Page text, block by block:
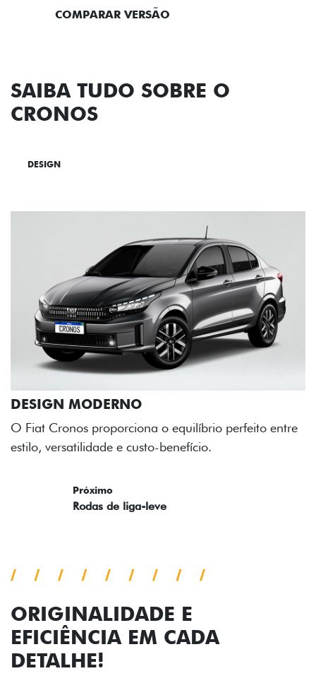
COMPARAR VERSÃO
SAIBA TUDO SOBRE O
CRONOS
DESIGN
perfeito entre
ORIGINALIDADE E
EFICIÊNCIA EM CADA
DETALHE!